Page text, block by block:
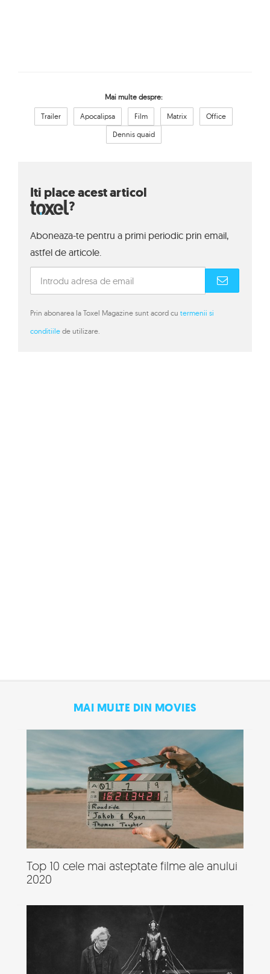
Mai multe despre:
Trailer Apocalipsa Film Matrix
Office
Dennis quaid
Iti place acest articol
?
Aboneaza-te pentru a primi periodic prin email,
astfel de articole.
Prin abonarea la Toxel Magazine sunt acord cu termenii si
conditiile de utilizare.
MAI MULTE DIN MOVIES
Top 10 cele mai asteptate filme ale anului
2020